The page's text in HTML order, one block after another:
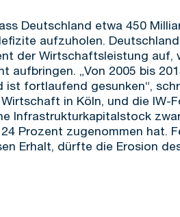
Deutschland etwa 450
aufzuholen.
der Wirtschaftsleistung auf,
aufbringen. „Von 2005 bis
fortlaufend gesunken“,
in Köln, und die IW-
Infrastrukturkapitalstock
Prozent zugenommen hat.
Erhalt, dürfte die Erosion